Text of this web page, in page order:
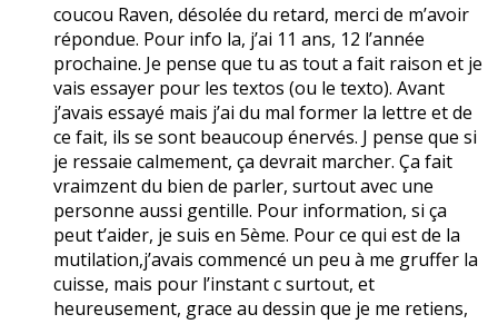
coucou Raven, désolée du retard, merci de m’avoir
répondue. Pour info la, j’ai 11 ans, 12 l’année
prochaine. Je pense que tu as tout a fait raison et je
vais essayer pour les textos (ou le texto). Avant
j’avais essayé mais j’ai du mal former la lettre et de
ce fait, ils se sont beaucoup énervés. J pense que si
je ressaie calmement, ça devrait marcher. Ça fait
vraimzent du bien de parler, surtout avec une
personne aussi gentille. Pour information, si ça
peut t’aider, je suis en 5ème. Pour ce qui est de la
mutilation,j’avais commencé un peu à me gruffer la
cuisse, mais pour l’instant c surtout, et
heureusement, grace au dessin que je me retiens,